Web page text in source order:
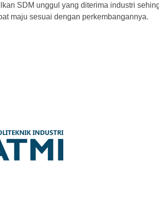
SDM unggul yang diterima industri
maju sesuai dengan perkembangannya.